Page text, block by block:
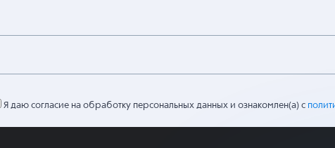
Я даю согласие на обработку персональных данных и ознакомлен(а) с